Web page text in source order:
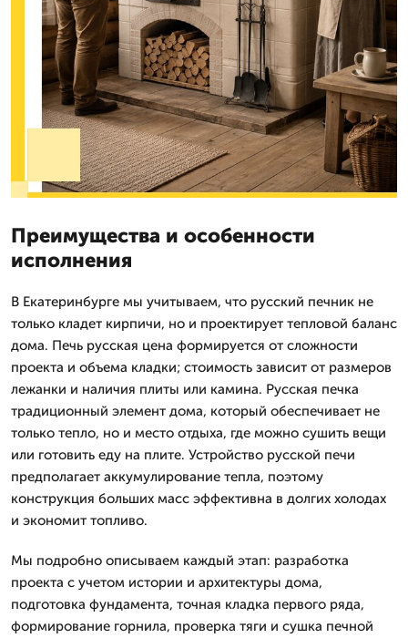
Преимущества и особенности
исполнения
В Екатеринбурге мы учитываем, что русский печник не
только кладет кирпичи, но и проектирует тепловой баланс
дома. Печь русская цена формируется от сложности
проекта и объема кладки; стоимость зависит от размеров
лежанки и наличия плиты или камина. Русская печка
традиционный элемент дома, который обеспечивает не
только тепло, но и место отдыха, где можно сушить вещи
или готовить еду на плите. Устройство русской печи
предполагает аккумулирование тепла, поэтому
конструкция больших масс эффективна в долгих холодах
и экономит топливо.
Мы подробно описываем каждый этап: разработка
проекта с учетом истории и архитектуры дома,
подготовка фундамента, точная кладка первого ряда,
формирование горнила, проверка тяги и сушка печной